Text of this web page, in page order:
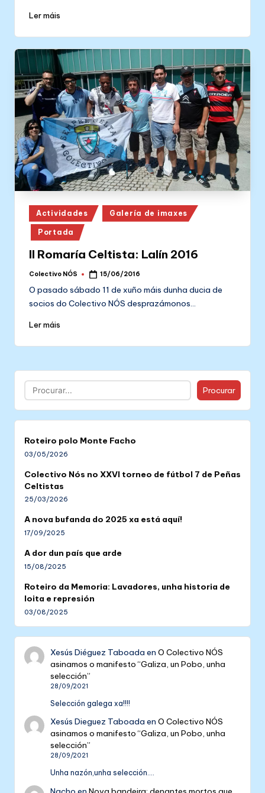
Ler máis
Posted
in
Actividades Galería de imaxes
Portada
II Romaría Celtista: Lalín 2016
Posted
Colectivo NÓS 15/06/2016
O pasado sábado 11 de xuño máis dunha ducia de
socios do Colectivo NÓS desprazámonos…
Ler máis
Buscar Procurar
Roteiro polo Monte Facho
03/05/2026
Colectivo Nós no XXVI torneo de fútbol 7 de Peñas
Celtistas
25/03/2026
A nova bufanda do 2025 xa está aquí!
17/09/2025
A dor dun país que arde
15/08/2025
Roteiro da Memoria: Lavadores, unha historia de
loita e represión
03/08/2025
Xesús Diéguez Taboada enO Colectivo NÓS
asinamos o manifesto “Galiza, un Pobo, unha
selección”
28/09/2021
Selección galega xa!!!!
Xesús Dieguez Taboada enO Colectivo NÓS
asinamos o manifesto “Galiza, un Pobo, unha
selección”
28/09/2021
Unha nazón,unha selección....